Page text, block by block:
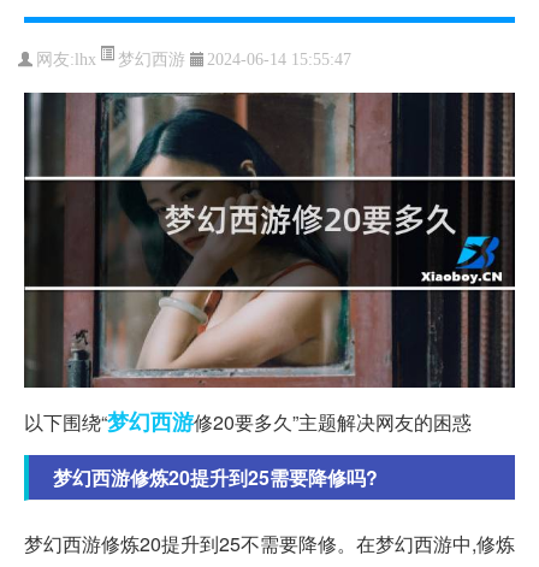
网友: lhx 梦幻西游 2024-06-14 15:55:47
以下围绕“梦幻西游修20要多久”主题解决网友的困惑
梦幻西游修炼20提升到25需要降修吗?
梦幻西游修炼20提升到25不需要降修。在梦幻西游中,修炼